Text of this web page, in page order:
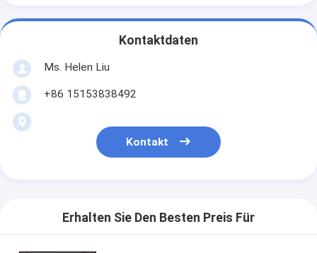
Kontaktdaten
Ms. Helen Liu
+86 15153838492
Kontakt
Erhalten Sie Den Besten Preis Für